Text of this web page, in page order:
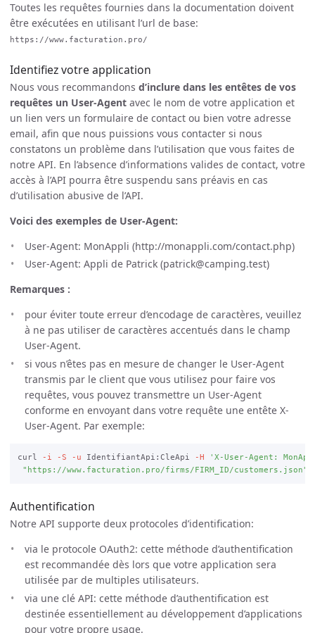
Toutes les requêtes fournies dans la documentation doivent
être exécutées en utilisant l’url de base:
https://www.facturation.pro/
Identifiez votre application
Nous vous recommandons d’inclure dans les entêtes de vos
requêtes un User-Agent avec le nom de votre application et
un lien vers un formulaire de contact ou bien votre adresse
email, afin que nous puissions vous contacter si nous
constatons un problème dans l’utilisation que vous faites de
notre API. En l’absence d’informations valides de contact, votre
accès à l’API pourra être suspendu sans préavis en cas
d’utilisation abusive de l’API.
Voici des exemples de User-Agent:
User-Agent: MonAppli (http://monappli.com/contact.php)
User-Agent: Appli de Patrick (patrick@camping.test)
Remarques :
pour éviter toute erreur d’encodage de caractères, veuillez
à ne pas utiliser de caractères accentués dans le champ
User-Agent.
si vous n’êtes pas en mesure de changer le User-Agent
transmis par le client que vous utilisez pour faire vos
requêtes, vous pouvez transmettre un User-Agent
conforme en envoyant dans votre requête une entête X-
User-Agent. Par exemple:
curl -i -S -u IdentifiantApi:CleApi -H
'X-User-Agent:
"https://www.facturation.pro/firms/FIRM_ID/customers.json"
Authentification
Notre API supporte deux protocoles d’identification:
via le protocole OAuth2: cette méthode d’authentification
est recommandée dès lors que votre application sera
utilisée par de multiples utilisateurs.
via une clé API: cette méthode d’authentification est
destinée essentiellement au développement d’applications
pour votre propre usage.